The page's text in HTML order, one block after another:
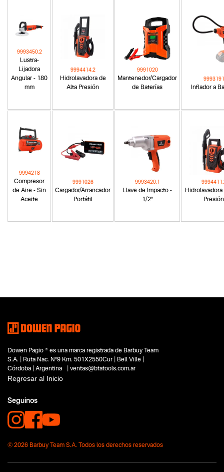
Lustra-
Lijadora
Angular - 180
mm
9993450.2
Hidrolavadora de
Alta Presión
9994414.2
Mantenedor/Cargador
de Baterías
9991020
Inflador a
9993191
Compresor
de Aire - Sin
Aceite
9994218
Cargador/Arrancador
Portátil
9991026
Llave de Impacto -
1/2"
9993420.1
Hidrolavadora
Presión
Segmentos - pendiente
Automotor
No items found.
Funcion o uso
Tecnologia
No items found.
Dowen Pagio ® es una marca registrada de Barbuy Team
S.A. | Ruta Nac. Nº9 Km. 501X2550Cur | Bell Ville |
Córdoba | Argentina | ventas@btatools.com.ar
Regresar al Inicio
Seguinos
© 2026 Barbuy Team S.A. Todos los derechos reservados